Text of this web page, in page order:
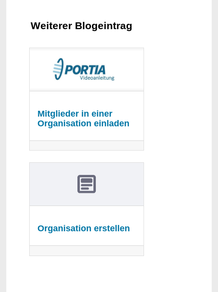
Weiterer Blogeintrag
Mitglieder in einer
Organisation einladen
Organisation erstellen